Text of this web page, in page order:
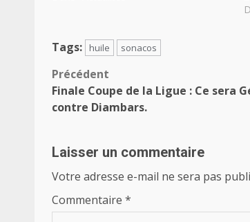
Tags: huile sonacos
Navigation
d’article
Précédent
Finale Coupe de la Ligue : Ce sera
contre Diambars.
Laisser un commentaire
Votre adresse e-mail ne sera pas
Commentaire *